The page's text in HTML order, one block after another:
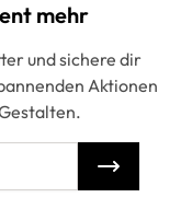
mehr
und sichere dir
Aktionen